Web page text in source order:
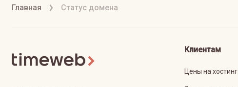
Главная Статус домена
Клиентам
Цены на хостинг